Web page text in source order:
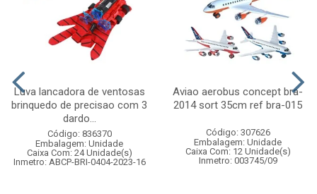
Luva lancadora de ventosas
brinquedo de precisao com 3
dardo...
Código: 836370
Embalagem: Unidade
Caixa Com: 24 Unidade(s)
Inmetro: ABCP-BRI-0404-2023-16
Aviao aerobus concept bra-
2014 sort 35cm ref bra-015
Código: 307626
Embalagem: Unidade
Caixa Com: 12 Unidade(s)
Inmetro: 003745/09